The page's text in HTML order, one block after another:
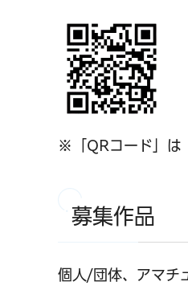
※「QRコード」は
募集作品
個人/団体、アマチ